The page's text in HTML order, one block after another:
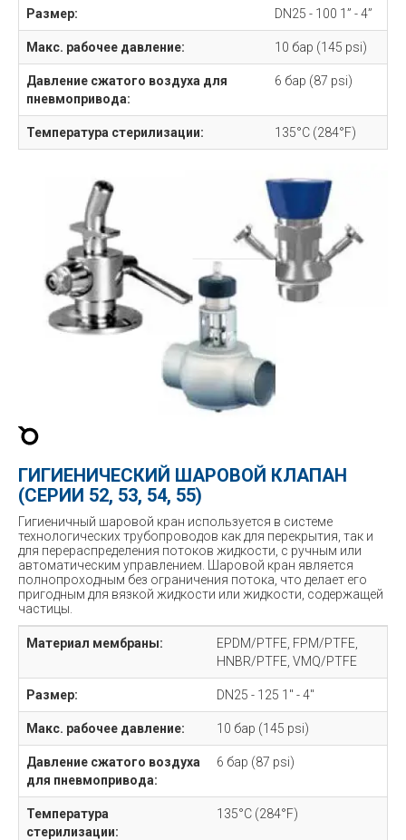
Размер: DN25 - 100 1” - 4”
Макс. рабочее давление: 10 бар (145 psi)
Давление сжатого воздуха для
пневмопривода:
6 бар (87 psi)
Температура стерилизации: 135°C (284°F)
ГИГИЕНИЧЕСКИЙ ШАРОВОЙ КЛАПАН
(СЕРИИ 52, 53, 54, 55)
Гигиеничный шаровой кран используется в системе
технологических трубопроводов как для перекрытия, так и
для перераспределения потоков жидкости, с ручным или
автоматическим управлением. Шаровой кран является
полнопроходным без ограничения потока, что делает его
пригодным для вязкой жидкости или жидкости, содержащей
частицы.
Материал мембраны:
EPDM/PTFE, FPM/PTFE,
HNBR/PTFE, VMQ/PTFE
Размер: DN25 - 125 1" - 4"
Макс. рабочее давление: 10 бар (145 psi)
Давление сжатого воздуха
для пневмопривода:
6 бар (87 psi)
Температура
стерилизации:
135°C (284°F)